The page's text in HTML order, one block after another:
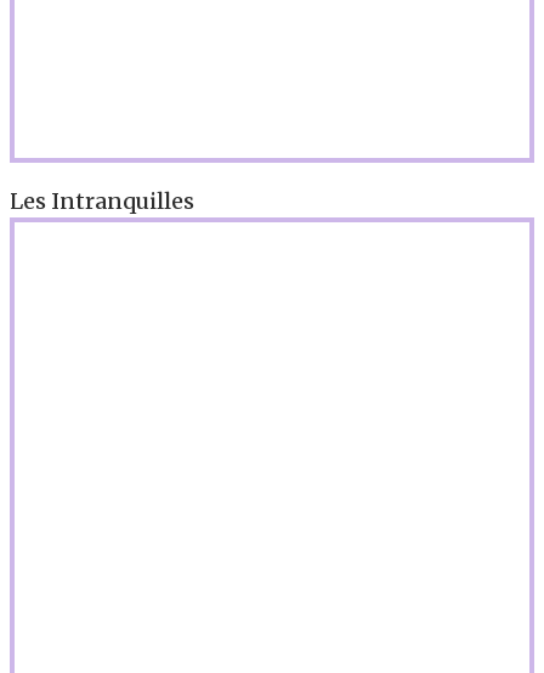
Les Intranquilles